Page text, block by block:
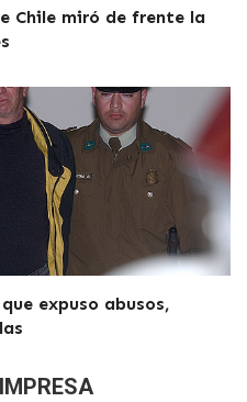
Chile miró de frente la
expuso abusos,